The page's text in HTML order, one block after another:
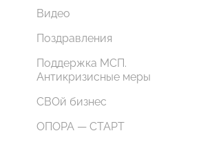
Видео
Поздравления
Поддержка МСП.
Антикризисные меры
СВОй бизнес
ОПОРА — СТАРТ